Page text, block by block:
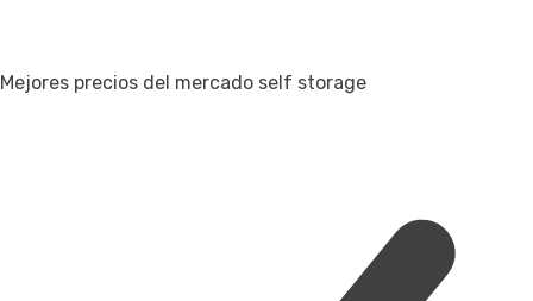
Mejores precios del mercado self storage